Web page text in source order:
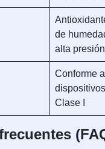
de
alta presión
Conforme
Clase I